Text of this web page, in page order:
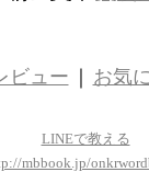
ビュー お気
LINEで教える
mbbook.jp/